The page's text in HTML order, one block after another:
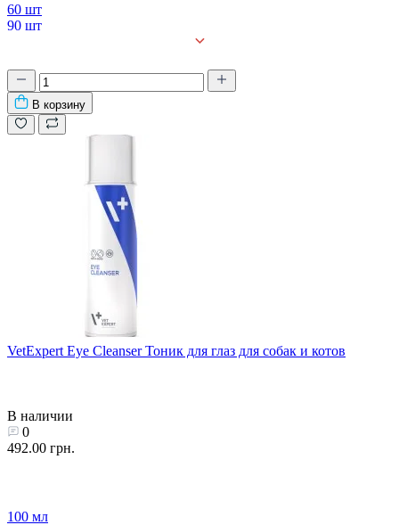
60 шт
90 шт
В корзину
VetExpert Eye Cleanser Тоник для глаз для собак и котов
В наличии
0
492.00 грн.
100 мл